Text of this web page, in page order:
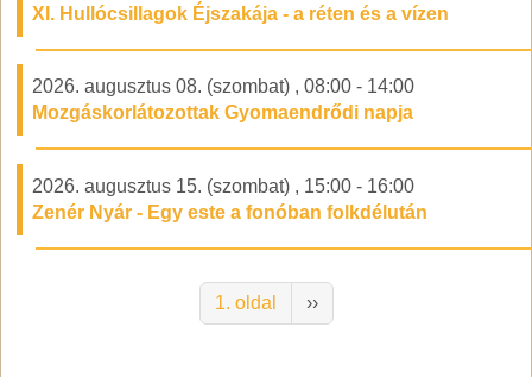
XI. Hullócsillagok Éjszakája - a réten és a vízen
2026. augusztus 08. (szombat) , 08:00 - 14:00
Mozgáskorlátozottak Gyomaendrődi napja
2026. augusztus 15. (szombat) , 15:00 - 16:00
Zenér Nyár - Egy este a fonóban folkdélután
1. oldal
Következő oldal
››